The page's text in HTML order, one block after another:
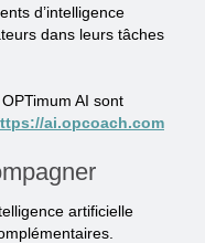
d’intelligence
dans leurs tâches
AI sont
ai.opcoach.com
artificielle